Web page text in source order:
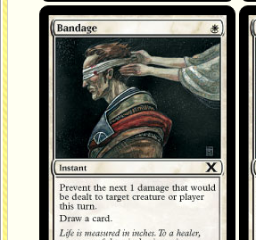
Bandage